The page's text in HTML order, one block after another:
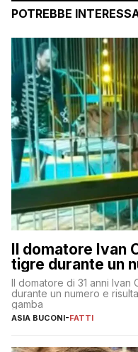
POTREBBE
Il domatore Ivan
tigre durante un
Il domatore di 31 anni
durante un numero e
gamba
ASIA BUCONI-FATTI